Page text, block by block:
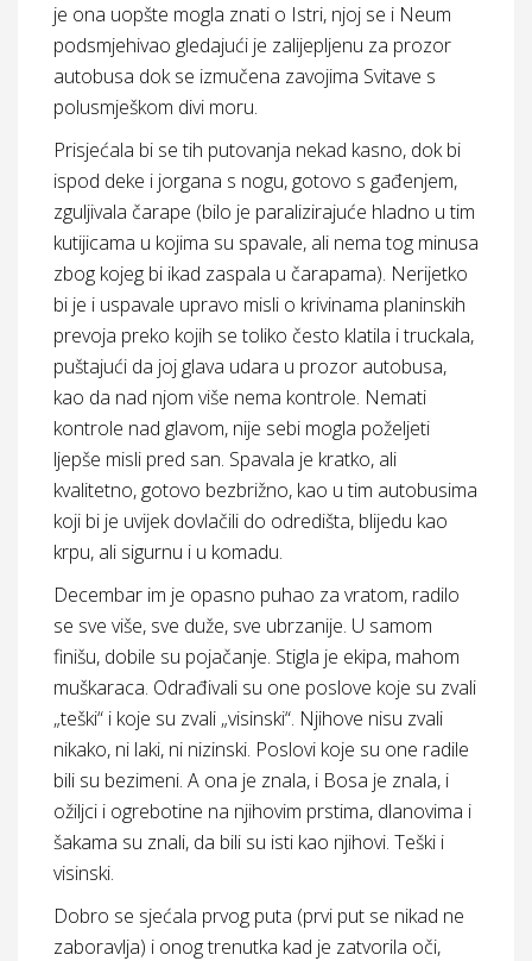
je ona uopšte mogla znati o Istri, njoj se i Neum
podsmjehivao gledajući je zalijepljenu za prozor
autobusa dok se izmučena zavojima Svitave s
polusmješkom divi moru.
Prisjećala bi se tih putovanja nekad kasno, dok bi
ispod deke i jorgana s nogu, gotovo s gađenjem,
zguljivala čarape (bilo je paralizirajuće hladno u tim
kutijicama u kojima su spavale, ali nema tog minusa
zbog kojeg bi ikad zaspala u čarapama). Nerijetko
bi je i uspavale upravo misli o krivinama planinskih
prevoja preko kojih se toliko često klatila i truckala,
puštajući da joj glava udara u prozor autobusa,
kao da nad njom više nema kontrole. Nemati
kontrole nad glavom, nije sebi mogla poželjeti
ljepše misli pred san. Spavala je kratko, ali
kvalitetno, gotovo bezbrižno, kao u tim autobusima
koji bi je uvijek dovlačili do odredišta, blijedu kao
krpu, ali sigurnu i u komadu.
Decembar im je opasno puhao za vratom, radilo
se sve više, sve duže, sve ubrzanije. U samom
finišu, dobile su pojačanje. Stigla je ekipa, mahom
muškaraca. Odrađivali su one poslove koje su zvali
„teški“ i koje su zvali „visinski“. Njihove nisu zvali
nikako, ni laki, ni nizinski. Poslovi koje su one radile
bili su bezimeni. A ona je znala, i Bosa je znala, i
ožiljci i ogrebotine na njihovim prstima, dlanovima i
šakama su znali, da bili su isti kao njihovi. Teški i
visinski.
Dobro se sjećala prvog puta (prvi put se nikad ne
zaboravlja) i onog trenutka kad je zatvorila oči,